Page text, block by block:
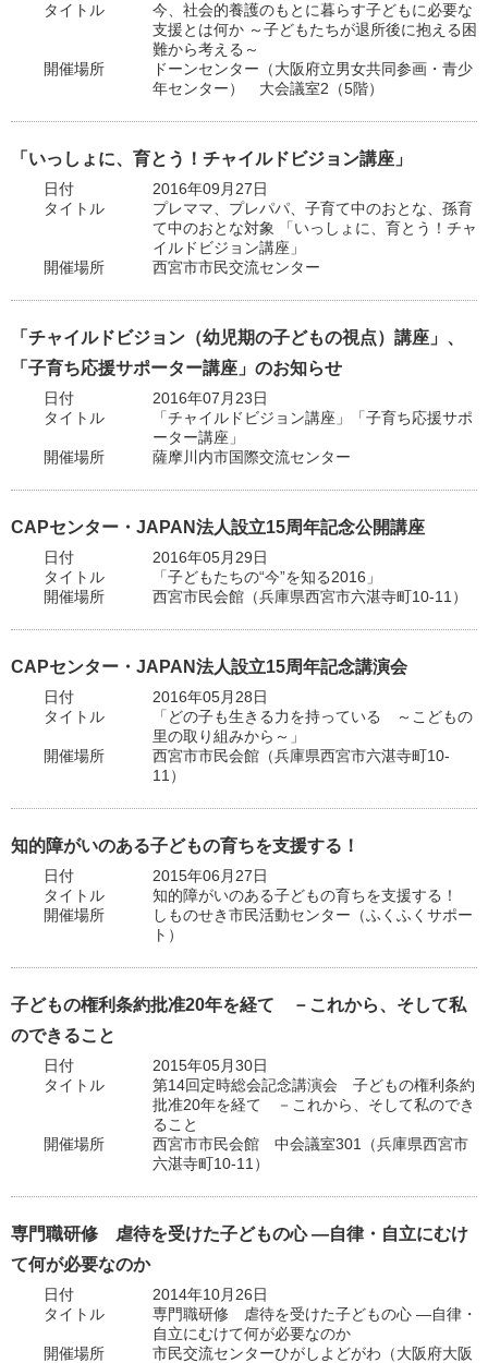
タイトル
今、社会的養護のもとに暮らす子どもに必要な
支援とは何か ～子どもたちが退所後に抱える困
難から考える～
開催場所
ドーンセンター（大阪府立男女共同参画・青少
年センター） 大会議室2（5階）
「いっしょに、育とう！チャイルドビジョン講座」
日付
2016年09月27日
タイトル
プレママ、プレパパ、子育て中のおとな、孫育
て中のおとな対象 「いっしょに、育とう！チャ
イルドビジョン講座」
開催場所
西宮市市民交流センター
「チャイルドビジョン（幼児期の子どもの視点）講座」、
「子育ち応援サポーター講座」のお知らせ
日付
2016年07月23日
タイトル
「チャイルドビジョン講座」「子育ち応援サポ
ーター講座」
開催場所
薩摩川内市国際交流センター
CAPセンター・JAPAN法人設立15周年記念公開講座
日付
2016年05月29日
タイトル
「子どもたちの“今”を知る2016」
開催場所
西宮市民会館（兵庫県西宮市六湛寺町10‐11）
CAPセンター・JAPAN法人設立15周年記念講演会
日付
2016年05月28日
タイトル
「どの子も生きる力を持っている ～こどもの
里の取り組みから～」
開催場所
西宮市市民会館（兵庫県西宮市六湛寺町10‐
11）
知的障がいのある子どもの育ちを支援する！
日付
2015年06月27日
タイトル
知的障がいのある子どもの育ちを支援する！
開催場所
しものせき市民活動センター（ふくふくサポー
ト）
子どもの権利条約批准20年を経て －これから、そして私
のできること
日付
2015年05月30日
タイトル
第14回定時総会記念講演会 子どもの権利条約
批准20年を経て －これから、そして私のでき
ること
開催場所
西宮市市民会館 中会議室301（兵庫県西宮市
六湛寺町10‐11）
専門職研修 虐待を受けた子どもの心 ―自律・自立にむけ
て何が必要なのか
日付
2014年10月26日
タイトル
専門職研修 虐待を受けた子どもの心 ―自律・
自立にむけて何が必要なのか
開催場所
市民交流センターひがしよどがわ（大阪府大阪